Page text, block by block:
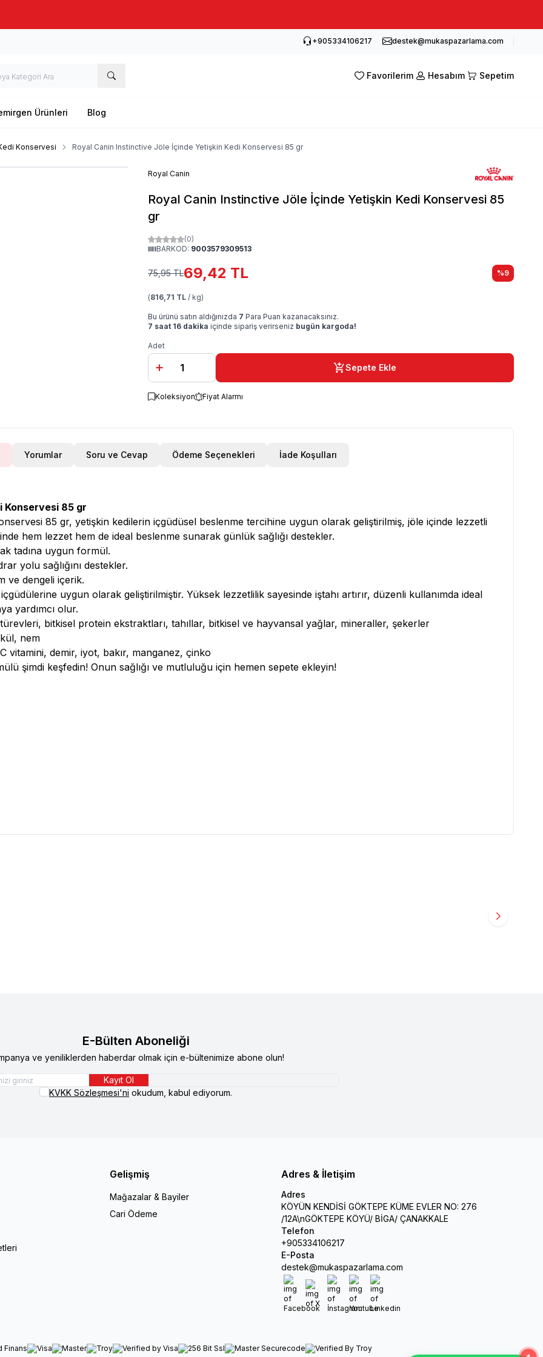
+905334106217 destek@mukaspazarlama.com
Favorilerim Hesabım Sepetim
Ürünleri Blog
Konservesi Royal Canin Instinctive Jöle İçinde Yetişkin Kedi Konservesi 85 gr
Royal Canin
Royal Canin Instinctive Jöle İçinde Yetişkin Kedi Konservesi 85
gr
(0)
BARKOD: 9003579309513
75,95TL69,42 TL %9
(816,71 TL / kg)
Bu ürünü satın aldığınızda 7 Para Puan kazanacaksınız.
7 saat 16 dakika içinde sipariş verirseniz bugün kargoda!
Adet
Sepete Ekle
Koleksiyon Fiyat Alarmı
Yorumlar Soru ve Cevap Ödeme Seçenekleri İade Koşulları
Konservesi 85 gr
85 gr, yetişkin kedilerin içgüdüsel beslenme tercihine uygun olarak geliştirilmiş, jöle içinde lezzetli
hem lezzet hem de ideal beslenme sunarak günlük sağlığı destekler.
tadına uygun formül.
yolu sağlığını destekler.
ve dengeli içerik.
uygun olarak geliştirilmiştir. Yüksek lezzetlilik sayesinde iştahı artırır, düzenli kullanımda ideal
yardımcı olur.
bitkisel protein ekstraktları, tahıllar, bitkisel ve hayvansal yağlar, mineraller, şekerler
nem
vitamini, demir, iyot, bakır, manganez, çinko
şimdi keşfedin! Onun sağlığı ve mutluluğu için hemen sepete ekleyin!
E-Bülten Aboneliği
ve yeniliklerden haberdar olmak için e-bültenimize abone olun!
Kayıt Ol
KVKK Sözleşmesi'ni okudum, kabul ediyorum.
Gelişmiş
Mağazalar & Bayiler
Cari Ödeme
Adres & İletişim
Adres
KÖYÜN KENDİSİ GÖKTEPE KÜME EVLER NO: 276
/12A\nGÖKTEPE KÖYÜ/ BİGA/ ÇANAKKALE
Telefon
+905334106217
E-Posta
destek@mukaspazarlama.com
Facebook
X İnstagram
Youtube